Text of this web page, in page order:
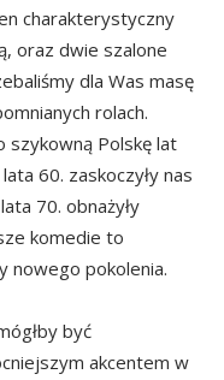
charakterystyczny
oraz dwie szalone
dla Was masę
rolach.
szykowną Polskę lat
60. zaskoczyły nas
70. obnażyły
komedie to
nowego pokolenia.
być
akcentem w